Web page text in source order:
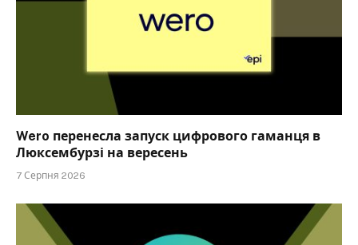
Wero перенесла запуск цифрового гаманця в
Люксембурзі на вересень
7 Серпня 2026